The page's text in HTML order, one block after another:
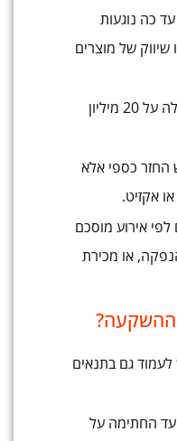
כה נוגעות
שיווק של מוצרים
סכום ההשקעה אינו עולה על 20 מיליון
החזר כספי אלא
אקזיט.
אירוע מוסכם
או מכירת
ההשקעה?
גם בתנאים
ממועד החתימה על